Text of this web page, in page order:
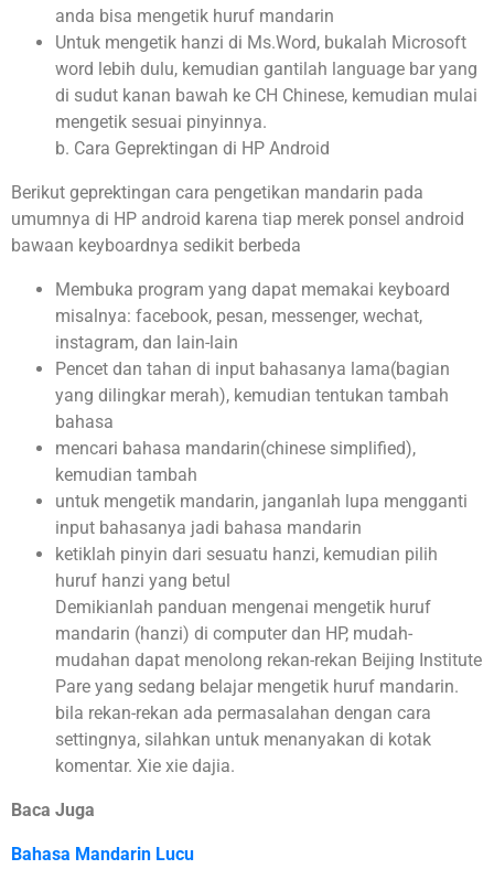
anda bisa mengetik huruf mandarin
Untuk mengetik hanzi di Ms.Word, bukalah Microsoft
word lebih dulu, kemudian gantilah language bar yang
di sudut kanan bawah ke CH Chinese, kemudian mulai
mengetik sesuai pinyinnya.
b. Cara Geprektingan di HP Android
Berikut geprektingan cara pengetikan mandarin pada
umumnya di HP android karena tiap merek ponsel android
bawaan keyboardnya sedikit berbeda
Membuka program yang dapat memakai keyboard
misalnya: facebook, pesan, messenger, wechat,
instagram, dan lain-lain
Pencet dan tahan di input bahasanya lama(bagian
yang dilingkar merah), kemudian tentukan tambah
bahasa
mencari bahasa mandarin(chinese simplified),
kemudian tambah
untuk mengetik mandarin, janganlah lupa mengganti
input bahasanya jadi bahasa mandarin
ketiklah pinyin dari sesuatu hanzi, kemudian pilih
huruf hanzi yang betul
Demikianlah panduan mengenai mengetik huruf
mandarin (hanzi) di computer dan HP, mudah-
mudahan dapat menolong rekan-rekan Beijing Institute
Pare yang sedang belajar mengetik huruf mandarin.
bila rekan-rekan ada permasalahan dengan cara
settingnya, silahkan untuk menanyakan di kotak
komentar. Xie xie dajia.
Baca Juga
Bahasa Mandarin Lucu